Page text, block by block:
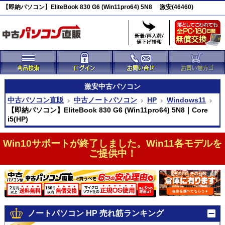
【即納パソコン】EliteBook 830 G6 (Win11pro64) 5N8 激安(46460)
激安中古パソコン
中古パソコン直販
中古ノートパソコン HP
Windows11
【即納パソコン】EliteBook 830 G6 (Win11pro64) 5N8｜Core
i5(HP)
Win10サポートが終了しました。Win11各モデルを
ご提供中！
ノートパソコン HP 売れ筋ランキング